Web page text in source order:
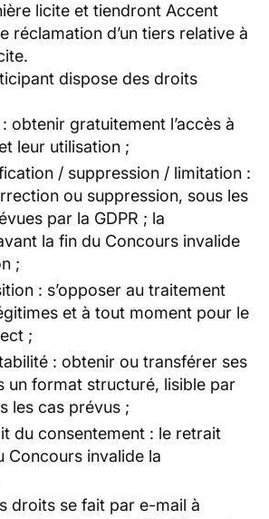
licite et tiendront Accent
réclamation d’un tiers relative à
dispose des droits
obtenir gratuitement l’accès à
leur utilisation ;
/ suppression / limitation :
ou suppression, sous les
par la GDPR ; la
la fin du Concours invalide
;
: s’opposer au traitement
et à tout moment pour le
;
: obtenir ou transférer ses
un format structuré, lisible par
les cas prévus ;
du consentement : le retrait
Concours invalide la
droits se fait par e-mail à